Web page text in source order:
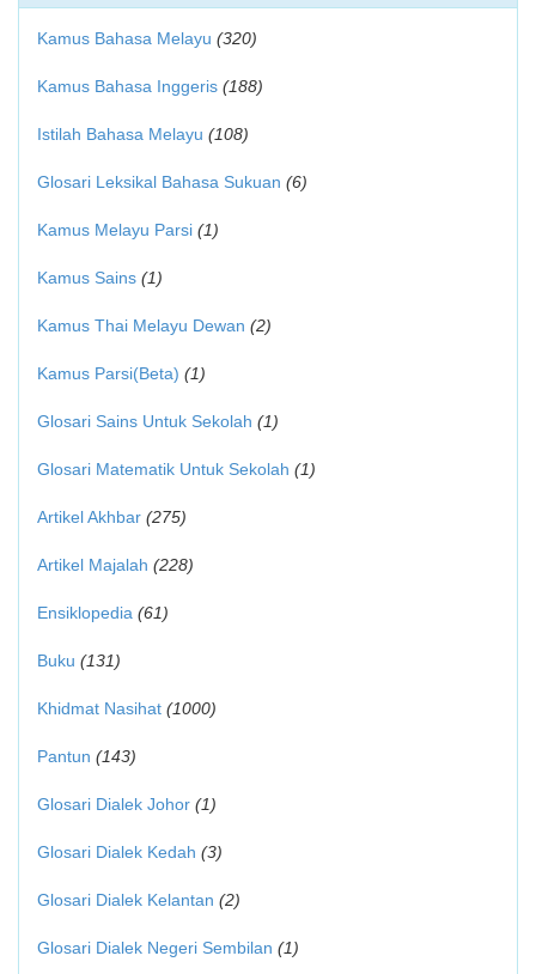
Kamus Bahasa Melayu (320)
Kamus Bahasa Inggeris (188)
Istilah Bahasa Melayu (108)
Glosari Leksikal Bahasa Sukuan (6)
Kamus Melayu Parsi (1)
Kamus Sains (1)
Kamus Thai Melayu Dewan (2)
Kamus Parsi(Beta) (1)
Glosari Sains Untuk Sekolah (1)
Glosari Matematik Untuk Sekolah (1)
Artikel Akhbar (275)
Artikel Majalah (228)
Ensiklopedia (61)
Buku (131)
Khidmat Nasihat (1000)
Pantun (143)
Glosari Dialek Johor (1)
Glosari Dialek Kedah (3)
Glosari Dialek Kelantan (2)
Glosari Dialek Negeri Sembilan (1)